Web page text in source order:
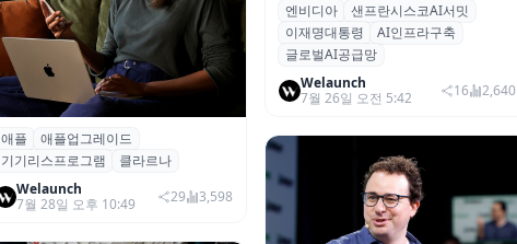
아이폰 구독 한다...애플, 기기 리스
프로그램 ‘애플 업그레이드’ 출시
애플
애플업그레이드
기기리스프로그램
클라르나
Welaunch
7월 28일 오후 10:49
29 3,598
젠슨 황, 730조 원 규모 한국 파트
너십 계획 발표... '샌프란시스코 AI
서밋'서 미래 비전 제시
엔비디아
샌프란시스코AI서밋
이재명대통령
AI인프라구축
글로벌AI공급망
Welaunch
7월 26일 오전 5:42
16 2,640